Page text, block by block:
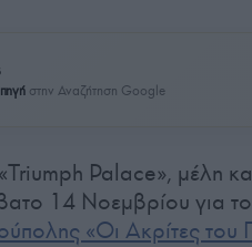
στην Αναζήτηση Google
Palace», μέλη
14 Νοεμβρίου για
«Οι Ακρίτες του